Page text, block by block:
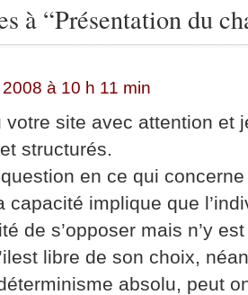
à “Présentation du
à 10 h 11 min
votre site avec attention et
structurés.
en ce qui
capacité implique que
de s’opposer mais n’y
libre de son choix,
absolu, peut